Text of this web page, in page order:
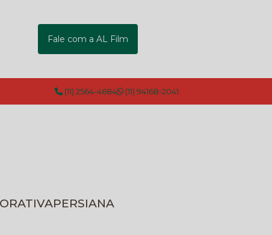
Fale com a AL Film
(11) 2564-4684 (11) 94168-2041
PERSIANA